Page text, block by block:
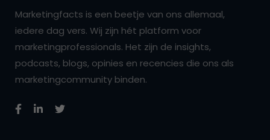
Marketingfacts is een beetje van ons allemaal,
iedere dag vers. Wij zijn hét platform voor
marketingprofessionals. Het zijn de insights,
podcasts, blogs, opinies en recencies die ons als
marketingcommunity binden.